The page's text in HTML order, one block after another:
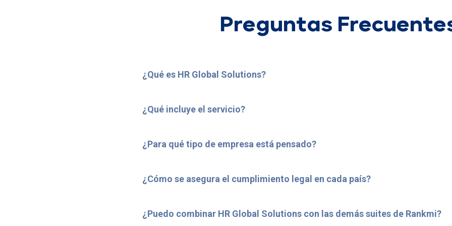
Preguntas
¿Qué es HR Global Solutions?
¿Qué incluye el servicio?
¿Para qué tipo de empresa está pensado?
¿Cómo se asegura el cumplimiento legal en cada país?
¿Puedo combinar HR Global Solutions con las demás suites de Rankmi?